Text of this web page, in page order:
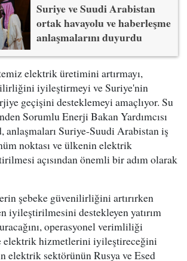
Suriye ve Suudi Arabistan
ortak havayolu ve haberleşme
anlaşmalarını duyurdu
elektrik üretimini artırmayı,
iyileştirmeyi ve Suriye'nin
geçişini desteklemeyi amaçlıyor. Su
Sorumlu Enerji Bakan Yardımcısı
anlaşmaları Suriye-Suudi Arabistan iş
noktası ve ülkenin elektrik
açısından önemli bir adım olarak
şebeke güvenilirliğini artırırken
iyileştirilmesini destekleyen yatırım
operasyonel verimliliği
elektrik hizmetlerini iyileştireceğini
elektrik sektörünün Rusya ve Esed